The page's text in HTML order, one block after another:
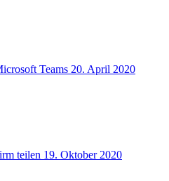
Teams 20. April 2020
teilen 19. Oktober 2020